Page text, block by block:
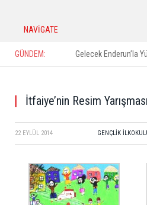
NAVIGATE
GÜNDEM: Gelecek Enderun’la
İtfaiye’nin Resim
22 EYLÜL 2014 GENÇLIK